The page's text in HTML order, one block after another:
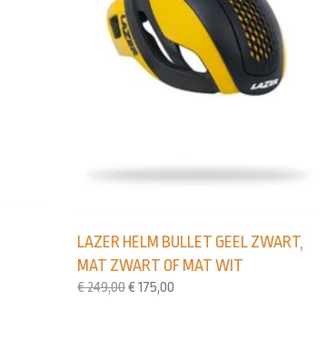
LAZER HELM BULLET GEEL ZWART,
MAT ZWART OF MAT WIT
€249,00€ 175,00